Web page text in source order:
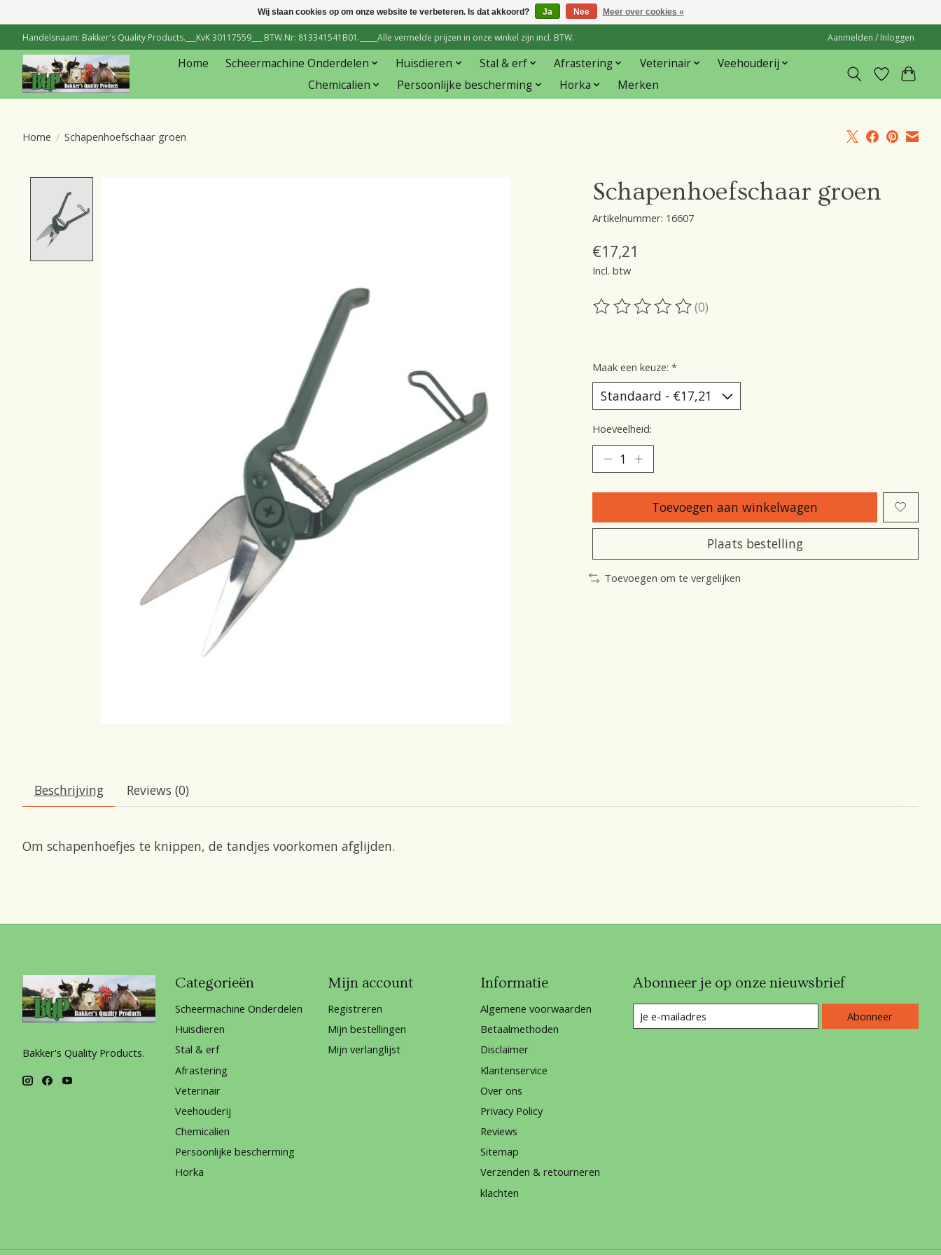
Handelsnaam: Bakker's Quality Products.___KvK 30117559___ BTW.Nr: 813341541B01._____Alle vermelde prijzen in onze winkel zijn incl. BTW. Aanmelden / Inloggen
Home Scheermachine Onderdelen Huisdieren Stal & erf Afrastering Veterinair
Veehouderij
Chemicalien
Persoonlijke bescherming Horka Merken
Home / Schapenhoefschaar groen
Schapenhoefschaar groen
Artikelnummer: 16607
€17,21
Incl. btw
De beoordeling van dit product is
(0)
Maak een keuze: *
Hoeveelheid:
Toevoegen aan winkelwagen
Plaats bestelling
Toevoegen om te vergelijken
Beschrijving Reviews (0)
Om schapenhoefjes te knippen, de tandjes voorkomen afglijden.
Bakker's Quality Products.
Categorieën
Scheermachine Onderdelen
Huisdieren
Stal & erf
Afrastering
Veterinair
Veehouderij
Chemicalien
Persoonlijke bescherming
Horka
Mijn account
Registreren
Mijn bestellingen
Mijn verlanglijst
Informatie
Algemene voorwaarden
Betaalmethoden
Disclaimer
Klantenservice
Over ons
Privacy Policy
Reviews
Sitemap
Verzenden & retourneren
klachten
Abonneer je op onze nieuwsbrief
Abonneer
Wij slaan cookies op om onze website te verbeteren. Is dat akkoord? Ja Nee Meer over cookies »